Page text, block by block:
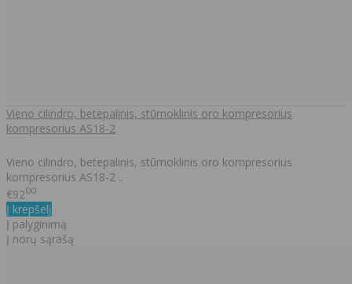
Vieno cilindro, betepalinis, stūmoklinis oro kompresorius
kompresorius AS18-2
Vieno cilindro, betepalinis, stūmoklinis oro kompresorius
kompresorius AS18-2 ..
€9200
Į krepšelį
Į palyginimą
Į norų sąrašą